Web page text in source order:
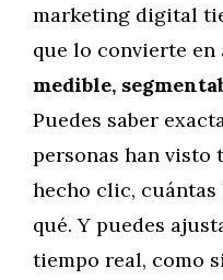
marketing digital
que lo convierte
medible,
Puedes saber
personas han visto
hecho clic,
qué. Y puedes
tiempo real, como